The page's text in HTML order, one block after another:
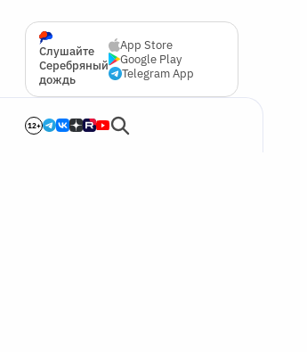
Слушайте
Серебряный
дождь
App Store
Google Play
Telegram App
12+